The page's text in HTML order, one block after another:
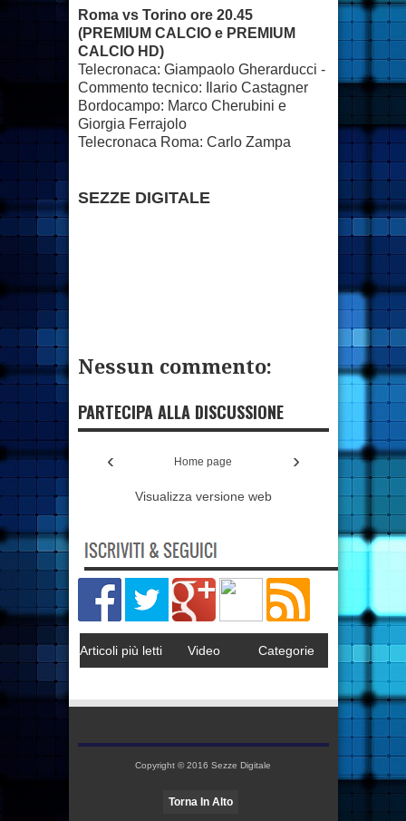
Roma vs Torino ore 20.45
(PREMIUM CALCIO e PREMIUM
CALCIO HD)
Telecronaca: Giampaolo Gherarducci -
Commento tecnico: Ilario Castagner
Bordocampo: Marco Cherubini e
Giorgia Ferrajolo
Telecronaca Roma: Carlo Zampa
SEZZE DIGITALE
Nessun commento:
PARTECIPA ALLA DISCUSSIONE
‹ ›
Home page
Visualizza versione web
Articoli più letti Video Categorie
Copyright © 2016 Sezze Digitale
Torna In Alto